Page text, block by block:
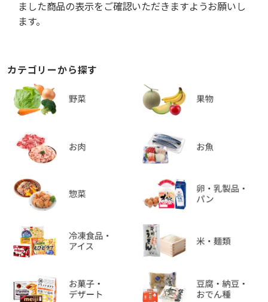
ました商品の表示をご確認いただきますようお願いし
ます。
カテゴリーから探す